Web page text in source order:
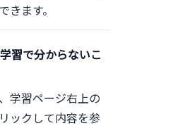
きます。
習で分からないこ
学習ページ右上の
ックして内容を参